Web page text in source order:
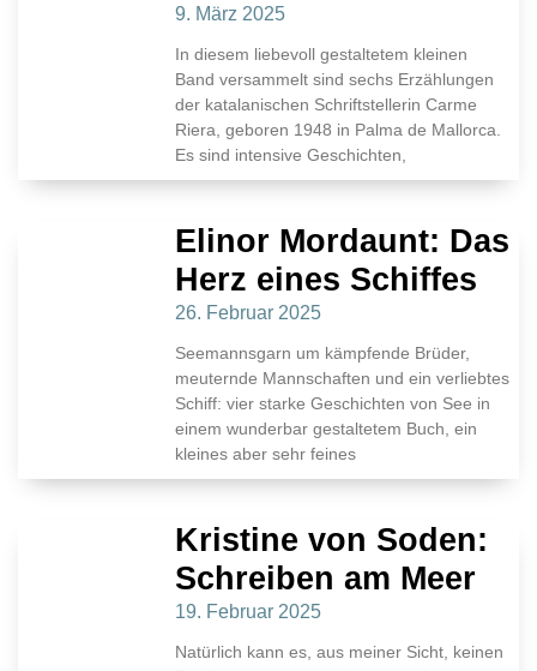
9. März 2025
In diesem liebevoll gestaltetem kleinen
Band versammelt sind sechs Erzählungen
der katalanischen Schriftstellerin Carme
Riera, geboren 1948 in Palma de Mallorca.
Es sind intensive Geschichten,
Elinor Mordaunt: Das
Herz eines Schiffes
26. Februar 2025
Seemannsgarn um kämpfende Brüder,
meuternde Mannschaften und ein verliebtes
Schiff: vier starke Geschichten von See in
einem wunderbar gestaltetem Buch, ein
kleines aber sehr feines
Kristine von Soden:
Schreiben am Meer
19. Februar 2025
Natürlich kann es, aus meiner Sicht, keinen